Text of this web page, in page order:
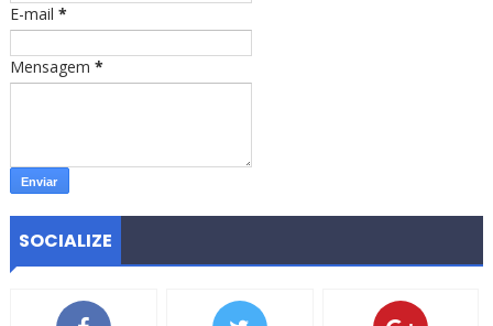
E-mail *
Mensagem *
SOCIALIZE